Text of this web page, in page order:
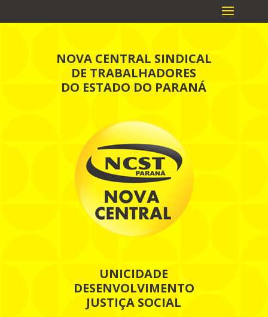
NOVA CENTRAL SINDICAL
DE TRABALHADORES
DO ESTADO DO PARANÁ
UNICIDADE
DESENVOLVIMENTO
JUSTIÇA SOCIAL